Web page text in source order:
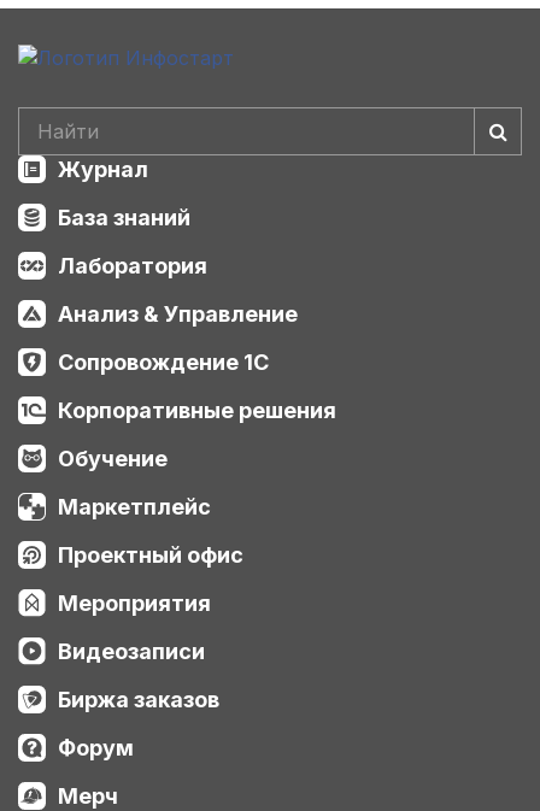
Журнал
База знаний
Лаборатория
Анализ & Управление
Сопровождение 1С
Корпоративные решения
Обучение
Маркетплейс
Проектный офис
Мероприятия
Видеозаписи
Биржа заказов
Форум
Мерч